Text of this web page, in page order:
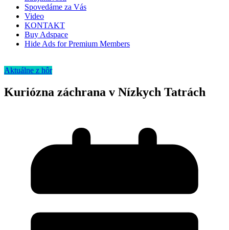
Spovedáme za Vás
Video
KONTAKT
Buy Adspace
Hide Ads for Premium Members
Aktuálne z hôr
Kuriózna záchrana v Nízkych Tatrách